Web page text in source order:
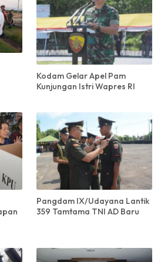
Kodam Gelar Apel Pam
Kunjungan Istri Wapres RI
Pangdam IX/Udayana Lantik
359 Tamtama TNI AD Baru